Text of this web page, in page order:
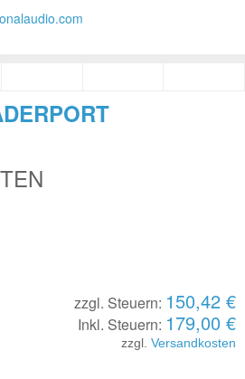
zzgl. Steuern: 150,42 €
Inkl. Steuern: 179,00 €
zzgl. Versandkosten